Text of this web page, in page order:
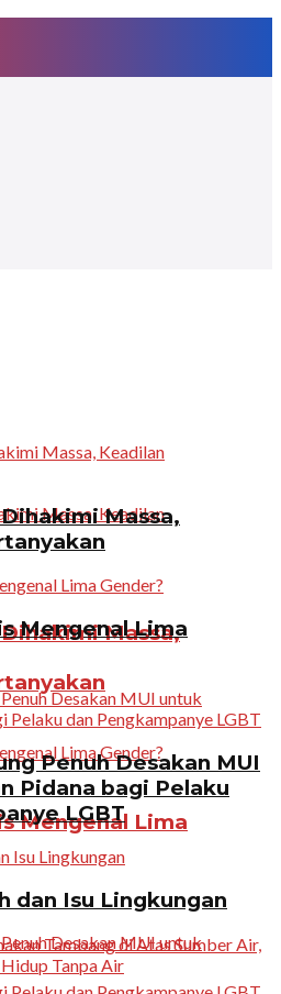
Massa,
Mengenal Lima
Massa,
Mengenal Lima
Penuh Desakan MUI
Pidana bagi Pelaku
LGBT
dan Isu Lingkungan